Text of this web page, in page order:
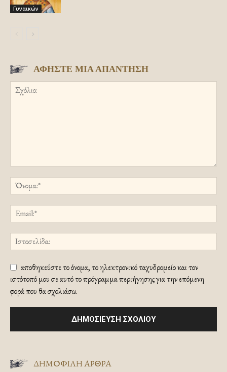
Γυναικών
ΑΦΗΣΤΕ ΜΙΑ ΑΠΑΝΤΗΣΗ
αποθηκεύστε το όνομα, το ηλεκτρονικό ταχυδρομείο και τον
ιστότοπό μου σε αυτό το πρόγραμμα περιήγησης για την επόμενη
φορά που θα σχολιάσω.
ΔΗΜΟΦΙΛΗ ΑΡΘΡΑ